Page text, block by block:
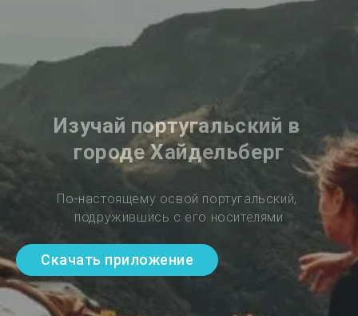
Изучай португальский в
городе Хайдельберг
По-настоящему освой португальский,
подружившись с его носителями
Скачать приложение